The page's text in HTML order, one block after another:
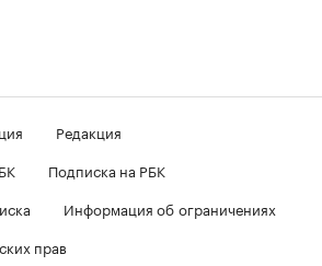
Редакция
Подписка на РБК
Информация об ограничениях
прав